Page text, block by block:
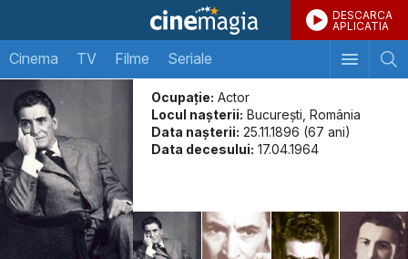
DESCARCA
APLICATIA
Cinema TV Filme Seriale
Ocupație: Actor
Locul naşterii: Bucureşti, România
Data naşterii: 25.11.1896 (67 ani)
Data decesului: 17.04.1964